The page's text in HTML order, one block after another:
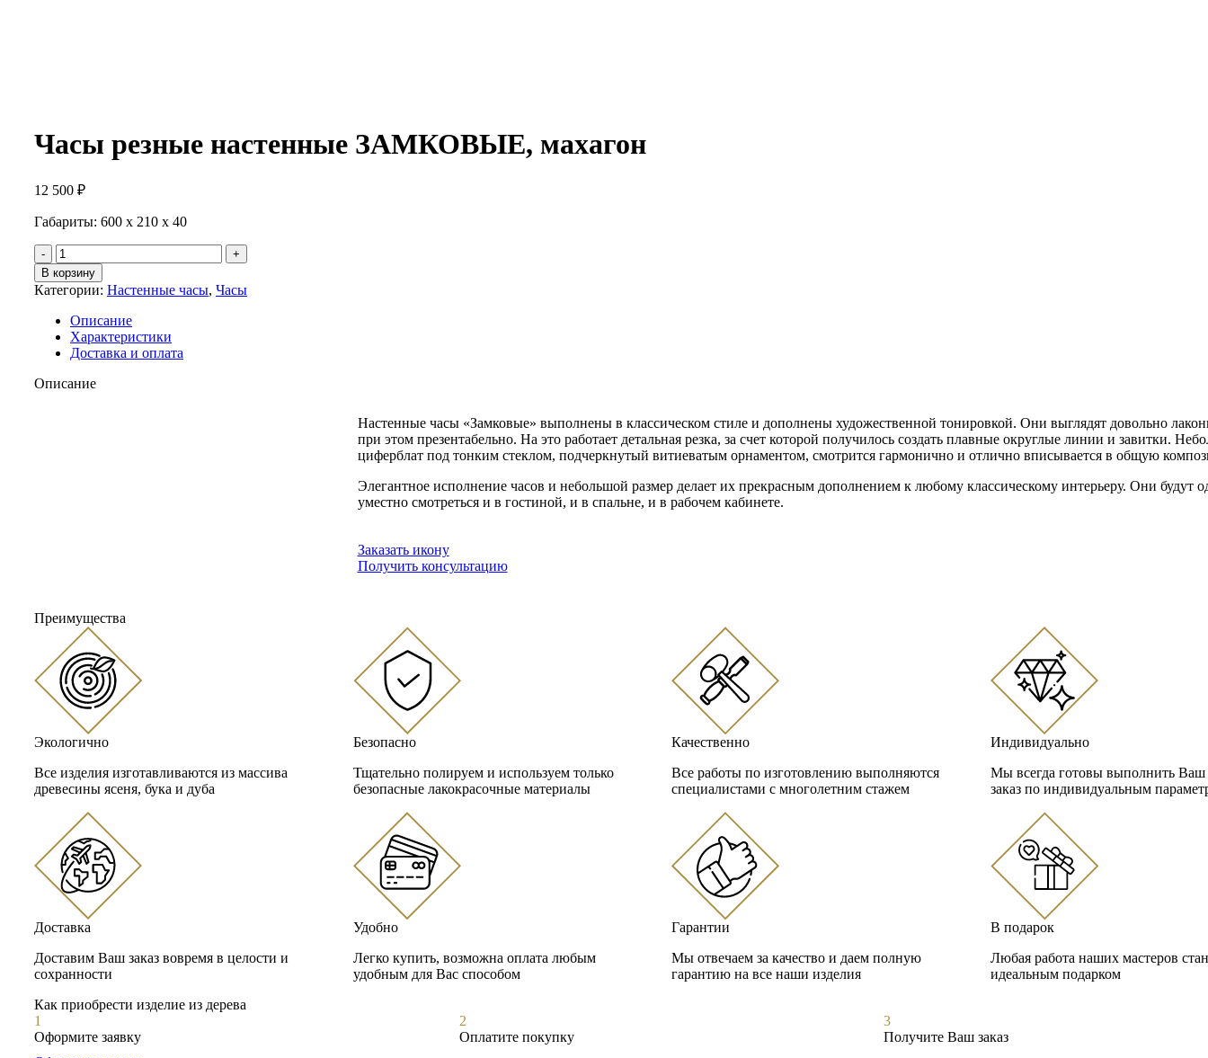
Часы резные настенные ЗАМКОВЫЕ, махагон
12 500 ₽
Габариты: 600 x 210 x 40
Количество
Часы
резные
настенные
ЗАМКОВЫЕ,
махагон
В корзину
Категории: Настенные часы, Часы
Описание
Характеристики
Доставка и оплата
Описание
Настенные часы «Замковые» выполнены в классическом стиле и дополнены художественной тонировкой. Они выглядят довольно
при этом презентабельно. На это работает детальная резка, за счет которой получилось создать плавные округлые линии и завитки.
циферблат под тонким стеклом, подчеркнутый витиеватым орнаментом, смотрится гармонично и отлично вписывается в общую
Элегантное исполнение часов и небольшой размер делает их прекрасным дополнением к любому классическому интерьеру. Они будут
уместно смотреться и в гостиной, и в спальне, и в рабочем кабинете.
Заказать икону
Получить консультацию
Преимущества
Экологично
Все изделия изготавливаются из массива
древесины ясеня, бука и дуба
Безопасно
Тщательно полируем и используем только
безопасные лакокрасочные материалы
Качественно
Все работы по изготовлению выполняются
специалистами с многолетним стажем
Индивидуально
Мы всегда готовы выполнить Ваш
заказ по индивидуальным
Доставка
Доставим Ваш заказ вовремя в целости и
сохранности
Удобно
Легко купить, возможна оплата любым
удобным для Вас способом
Гарантии
Мы отвечаем за качество и даем полную
гарантию на все наши изделия
В подарок
Любая работа наших мастеров
идеальным подарком
Как приобрести изделие из дерева
1
Оформите заявку
2
Оплатите покупку
3
Получите Ваш заказ